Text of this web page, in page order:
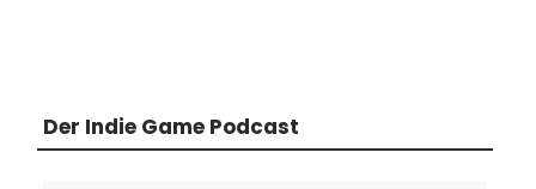
Der Indie Game Podcast